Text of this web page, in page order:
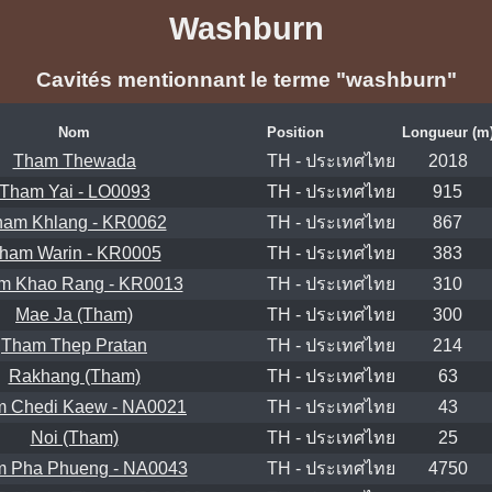
Washburn
Cavités mentionnant le terme "washburn"
Nom Position Longueur
Tham Thewada TH - ประเทศไทย
2018
Tham Yai - LO0093
TH - ประเทศไทย
915
Khlang - KR0062
TH - ประเทศไทย
867
Warin - KR0005
TH - ประเทศไทย
383
Khao Rang - KR0013
TH - ประเทศไทย
310
Mae Ja (Tham)
TH - ประเทศไทย
300
Tham Thep Pratan
TH - ประเทศไทย
214
Rakhang (Tham)
TH - ประเทศไทย
63
Chedi Kaew - NA0021
TH - ประเทศไทย
43
Noi (Tham)
TH - ประเทศไทย
25
Pha Phueng - NA0043
TH - ประเทศไทย
4750